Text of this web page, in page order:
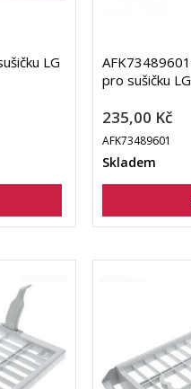
LG
pro sušičku LG
235,00 Kč
AFK73489601
Skladem